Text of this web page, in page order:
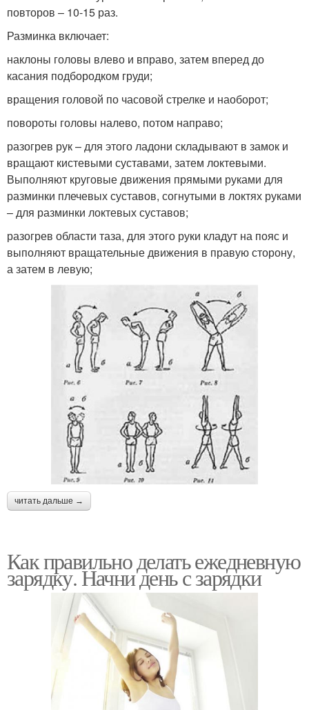
повторов – 10-15 раз.
Разминка включает:
наклоны головы влево и вправо, затем вперед до
касания подбородком груди;
вращения головой по часовой стрелке и наоборот;
повороты головы налево, потом направо;
разогрев рук – для этого ладони складывают в замок и
вращают кистевыми суставами, затем локтевыми.
Выполняют круговые движения прямыми руками для
разминки плечевых суставов, согнутыми в локтях руками
– для разминки локтевых суставов;
разогрев области таза, для этого руки кладут на пояс и
выполняют вращательные движения в правую сторону,
а затем в левую;
читать дальше →
Как правильно делать ежедневную
зарядку. Начни день с зарядки